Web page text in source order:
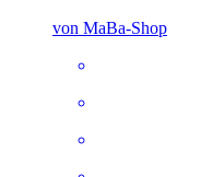
von MaBa-Shop